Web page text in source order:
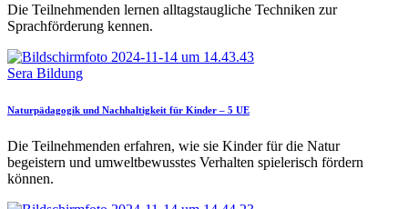
Die Teilnehmenden lernen alltagstaugliche Techniken zur
Sprachförderung kennen.
Sera Bildung
Naturpädagogik und Nachhaltigkeit für Kinder – 5 UE
Die Teilnehmenden erfahren, wie sie Kinder für die Natur
begeistern und umweltbewusstes Verhalten spielerisch fördern
können.